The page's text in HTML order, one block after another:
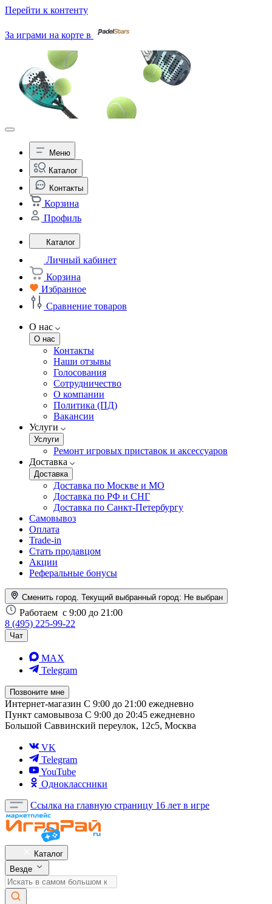
Перейти к контенту
За играми на корте в
Меню
Каталог
Контакты
Корзина
Профиль
Каталог
Личный кабинет
Корзина
Избранное
Сравнение товаров
О нас
О нас
Контакты
Наши отзывы
Голосования
Сотрудничество
О компании
Политика (ПД)
Вакансии
Услуги
Услуги
Ремонт игровых приставок и аксессуаров
Доставка
Доставка
Доставка по Москве и МО
Доставка по РФ и СНГ
Доставка по Санкт-Петербургу
Самовывоз
Оплата
Trade-in
Стать продавцом
Акции
Реферальные бонусы
Сменить город. Текущий выбранный город: Не выбран
Работаем с 9:00 до 21:00
8 (495) 225-99-22
Чат
MAX
Telegram
Позвоните мне
Интернет-магазин С 9:00 до 21:00 ежедневно
Пункт самовывоза С 9:00 до 20:45 ежедневно
Большой Саввинский переулок, 12с5, Москва
VK
Telegram
YouTube
Одноклассники
Ссылка на главную страницу 16 лет в игре
Каталог
Везде